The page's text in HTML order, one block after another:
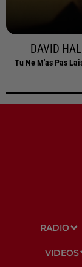
DAVID
Tu Ne M'as Pas
RADIO
VIDEOS